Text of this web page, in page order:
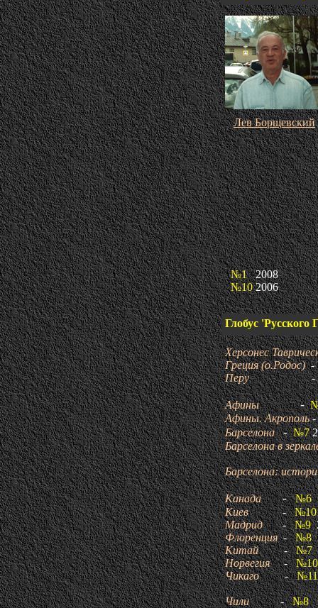
Лев Борщевский
№1
2008
№102006
Глобус 'Русского
Херсонес
Греция (о.Родос)-
Перу-
Афины -
Афины. Акрополь-
Барселона - №7
Барселона в
Барселона:
Канада - №6
Киев-№10
Мадрид- №9
Флоренция- №8
Китай
- №7
Норвегия
-№10
Чикаго
-
№11
Чили-№8